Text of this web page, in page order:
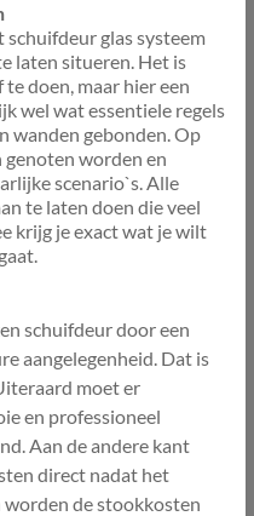
schuifdeur glas systeem
laten situeren. Het is
doen, maar hier een
wel wat essentiele regels
wanden gebonden. Op
genoten worden en
scenario`s. Alle
te laten doen die veel
krijg je exact wat je wilt
schuifdeur door een
aangelegenheid. Dat is
moet er
en professioneel
Aan de andere kant
direct nadat het
worden de stookkosten